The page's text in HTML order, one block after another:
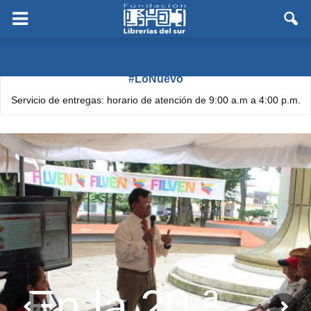
#LoNuevo
Servicio de entregas: horario de atención de 9:00 a.m a 4:00 p.m.